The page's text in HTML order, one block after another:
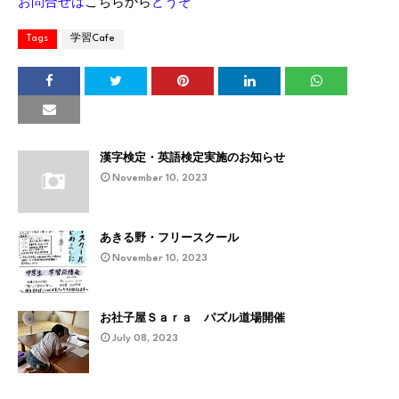
Tags 学習Cafe
漢字検定・英語検定実施のお知らせ
November 10, 2023
あきる野・フリースクール
November 10, 2023
お社子屋Ｓａｒａ パズル道場開催
July 08, 2023